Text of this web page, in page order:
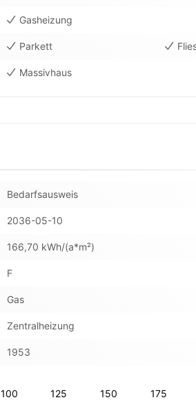
Gasheizung
Parkett
Massivhaus
Bedarfsausweis
2036-05-10
166,70 kWh/(a*m²)
F
Gas
Zentralheizung
1953
100 125 150 175